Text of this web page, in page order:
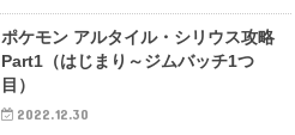
ポケモン アルタイル・シリウス攻略
Part1（はじまり～ジムバッチ1つ
目）
2022.12.30